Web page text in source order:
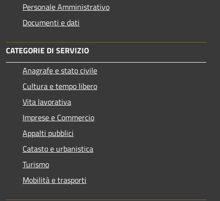
Personale Amministrativo
Documenti e dati
CATEGORIE DI SERVIZIO
Anagrafe e stato civile
Cultura e tempo libero
Vita lavorativa
Imprese e Commercio
Appalti pubblici
Catasto e urbanistica
Turismo
Mobilità e trasporti